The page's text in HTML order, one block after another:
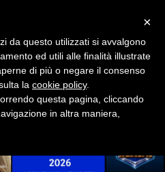
×
da questo utilizzati si avvalgono
ed utili alle finalità illustrate
di più o negare il consenso
la cookie policy.
questa pagina, cliccando
in altra maniera,